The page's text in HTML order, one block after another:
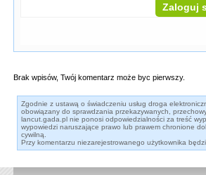
Zaloguj
Brak wpisów, Twój komentarz może byc pierwszy.
Zgodnie z ustawą o świadczeniu usług droga
obowiązany do sprawdzania przekazywanych,
lancut.gada.pl nie ponosi odpowiedzialności za treść
wypowiedzi naruszające prawo lub prawem chronione
cywilną.
Przy komentarzu niezarejestrowanego użytkownika